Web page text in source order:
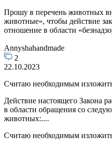
Прошу в перечень животных
животные», чтобы действие
отношение в области
Annyshahandmade
2
22.10.2023
Считаю необходимым
Действие настоящего Закона
в области обращения со
животных:....
Считаю необходимым